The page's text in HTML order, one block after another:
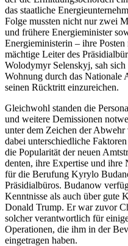
das staat­liche
Folge mussten nicht nur zwei
und frühere Energieminister
Energieministerin – ihre
mächtige Leiter des
Wolodymyr Selenskyj, sah
Wohnung durch das Nationale
seinen Rücktritt einzureichen.
Gleichwohl standen die
und weitere Demis­sionen
unter dem Zeichen der
dabei unter­schiedliche
die Popularität der neuen
denten, ihre Expertise und ihre
für die Berufung Kyrylo
Präsidialbüros. Budanow
Kenntnisse als auch über gute
Donald Trump. Er war zuvor
solcher verantwortlich für
Operationen, die ihm in der
eingetragen haben.